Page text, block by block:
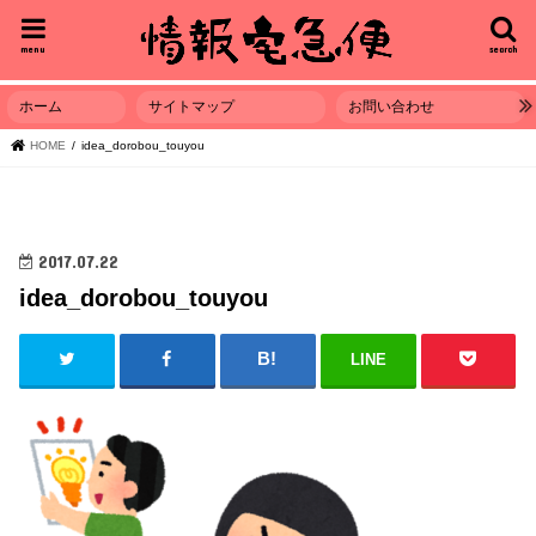
search
menu
ホーム サイトマップ お問い合わせ
HOME idea_dorobou_touyou
2017.07.22
idea_dorobou_touyou
LINE